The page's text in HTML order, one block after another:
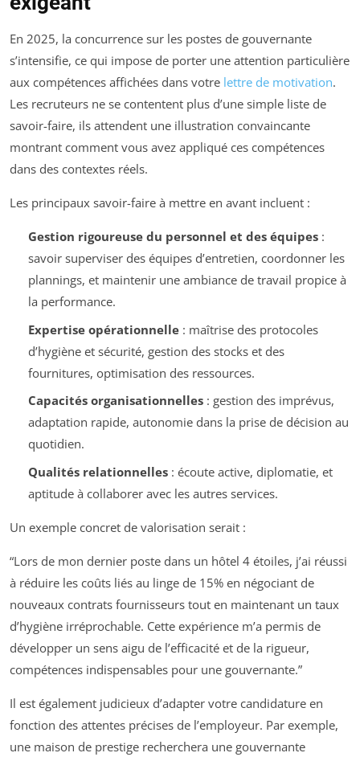
En 2025, la concurrence sur les postes de gouvernante
s’intensifie, ce qui impose de porter une attention particulière
aux compétences affichées dans votre lettre de motivation.
Les recruteurs ne se contentent plus d’une simple liste de
savoir-faire, ils attendent une illustration convaincante
montrant comment vous avez appliqué ces compétences
dans des contextes réels.
Les principaux savoir-faire à mettre en avant incluent :
Gestion rigoureuse du personnel et des équipes:
savoir superviser des équipes d’entretien, coordonner les
plannings, et maintenir une ambiance de travail propice à
la performance.
Expertise opérationnelle: maîtrise des protocoles
d’hygiène et sécurité, gestion des stocks et des
fournitures, optimisation des ressources.
Capacités organisationnelles: gestion des imprévus,
adaptation rapide, autonomie dans la prise de décision au
quotidien.
Qualités relationnelles: écoute active, diplomatie, et
aptitude à collaborer avec les autres services.
Un exemple concret de valorisation serait :
“Lors de mon dernier poste dans un hôtel 4 étoiles, j’ai réussi
à réduire les coûts liés au linge de 15% en négociant de
nouveaux contrats fournisseurs tout en maintenant un taux
d’hygiène irréprochable. Cette expérience m’a permis de
développer un sens aigu de l’efficacité et de la rigueur,
compétences indispensables pour une gouvernante.”
Il est également judicieux d’adapter votre candidature en
fonction des attentes précises de l’employeur. Par exemple,
une maison de prestige recherchera une gouvernante